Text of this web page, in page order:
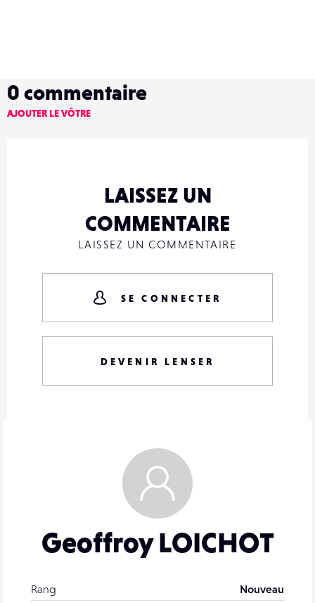
Geoffroy LOICHOT
Rang
Nouveau
0 commentaire
AJOUTER LE VÔTRE
LAISSEZ UN
COMMENTAIRE
LAISSEZ UN COMMENTAIRE
SE CONNECTER
DEVENIR LENSER